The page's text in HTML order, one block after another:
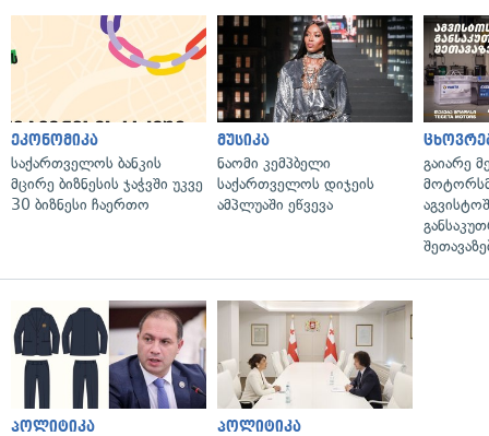
ეკონომიკა
საქართველოს ბანკის
მცირე ბიზნესის ჯაჭვში უკვე
30 ბიზნესი ჩაერთო
მუსიკა
ნაომი კემპბელი
საქართველოს დიჯეის
ამპლუაში ეწვევა
გაიარე
პოლიტიკა პოლიტიკა